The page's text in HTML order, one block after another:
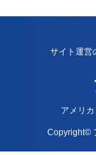
サイト運営
アメリ
Copyright©